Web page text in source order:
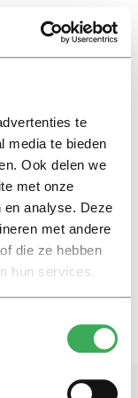
te
media te bieden
Ook delen we
met onze
analyse. Deze
met andere
die ze hebben
hun services.
EN
worden